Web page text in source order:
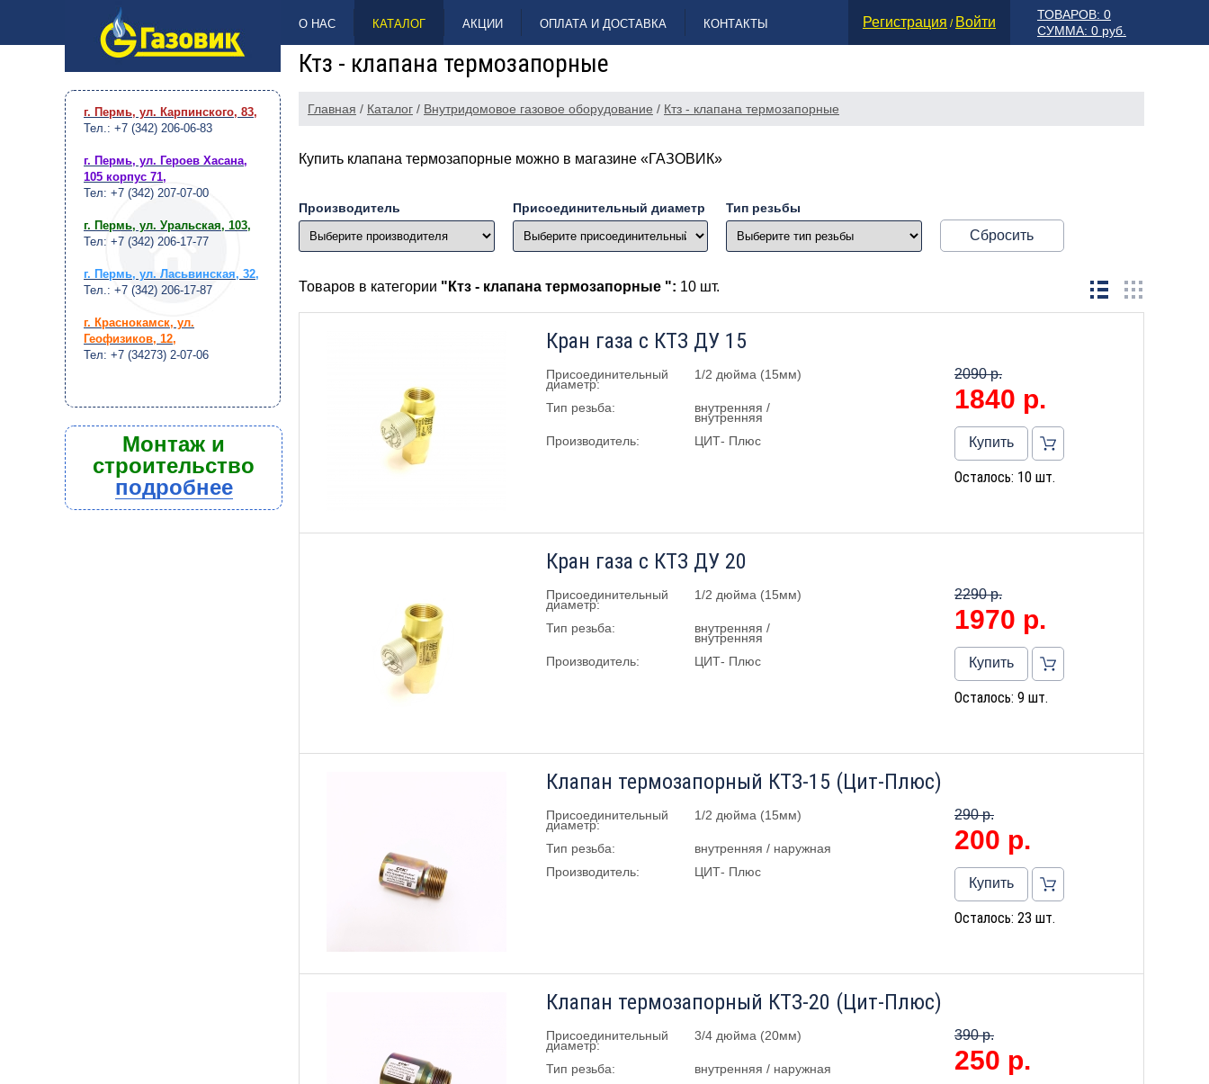
НАВЕРХ
О НАС КАТАЛОГ АКЦИИ ОПЛАТА И ДОСТАВКА КОНТАКТЫ
ТОВАРОВ: 0
СУММА: 0 руб.
Регистрация / Войти
Ктз - клапана термозапорные
Главная / Каталог / Внутридомовое газовое оборудование / Ктз - клапана термозапорные
Купить клапана термозапорные можно в магазине «ГАЗОВИК»
Производитель Присоединительный диаметр Тип резьбы
Сбросить
Товаров в категории "Ктз - клапана термозапорные ": 10 шт.
Кран газа с КТЗ ДУ 15
Присоединительный
диаметр:
1/2 дюйма (15мм)
Тип резьба: внутренняя /
внутренняя
Производитель:
ЦИТ- Плюс
2090 р.
1840 р.
Купить
Осталось: 10 шт.
Кран газа с КТЗ ДУ 20
Присоединительный
диаметр:
1/2 дюйма (15мм)
Тип резьба: внутренняя /
внутренняя
Производитель:
ЦИТ- Плюс
2290 р.
1970 р.
Купить
Осталось: 9 шт.
Клапан термозапорный КТЗ-15 (Цит-Плюс)
Присоединительный
диаметр:
1/2 дюйма (15мм)
Тип резьба:
внутренняя / наружная
Производитель:
ЦИТ- Плюс
290 р.
200 р.
Купить
Осталось: 23 шт.
Клапан термозапорный КТЗ-20 (Цит-Плюс)
Присоединительный
диаметр:
3/4 дюйма (20мм)
Тип резьба:
внутренняя / наружная
390 р.
250 р.
г. Пермь, ул. Карпинского, 83,
Тел.: +7 (342) 206-06-83
г. Пермь, ул. Героев Хасана,
105 корпус 71,
Тел: +7 (342) 207-07-00
г. Пермь, ул. Уральская, 103,
Тел: +7 (342) 206-17-77
г. Пермь, ул. Ласьвинская, 32,
Тел.: +7 (342) 206-17-87
г. Краснокамск, ул.
Геофизиков, 12,
Тел: +7 (34273) 2-07-06
Монтаж и
строительство
подробнее